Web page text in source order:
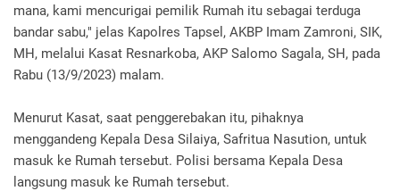
mana, kami mencurigai pemilik Rumah itu sebagai terduga
bandar sabu," jelas Kapolres Tapsel, AKBP Imam Zamroni, SIK,
MH, melalui Kasat Resnarkoba, AKP Salomo Sagala, SH, pada
Rabu (13/9/2023) malam.
Menurut Kasat, saat penggerebakan itu, pihaknya
menggandeng Kepala Desa Silaiya, Safritua Nasution, untuk
masuk ke Rumah tersebut. Polisi bersama Kepala Desa
langsung masuk ke Rumah tersebut.